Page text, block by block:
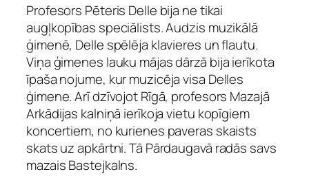
Profesors Pēteris Delle bija ne tikai
augļkopības speciālists. Audzis muzikālā
ģimenē, Delle spēlēja klavieres un flautu.
Viņa ģimenes lauku mājas dārzā bija ierīkota
īpaša nojume, kur muzicēja visa Delles
ģimene. Arī dzīvojot Rīgā, profesors Mazajā
Arkādijas kalniņā ierīkoja vietu kopīgiem
koncertiem, no kurienes paveras skaists
skats uz apkārtni. Tā Pārdaugavā radās savs
mazais Bastejkalns.